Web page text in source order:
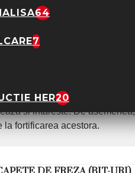
64
7
HER20
se preteaza oricarui tip de
orice culoare.
intensitatea si ramane
sanatatea unghiilor,
si intareste. De
la fortificarea acestora.
unghiile si are o textura putin